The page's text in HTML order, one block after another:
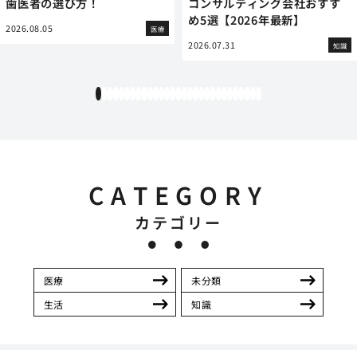
2026.08.05 医療
め5選【2026年最新】
2026.07.31 知識
1
CATEGORY
カテゴリー
医療
未分類
生活
知識